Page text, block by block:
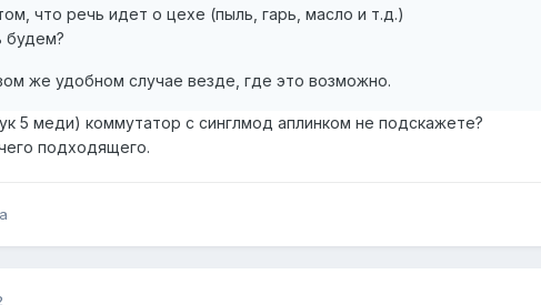
что речь идет о цехе (пыль, гарь, масло и т.д.)
будем?
же удобном случае везде, где это возможно.
5 меди) коммутатор с синглмод аплинком не подскажете?
подходящего.